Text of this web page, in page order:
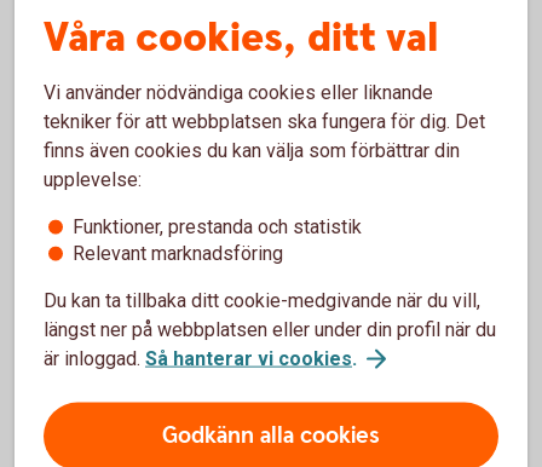
Internationella betalningar –
Filbetalningar
Integrerat med ditt affärssystem
Återrapportering via Internetbanken
Enkelt att hantera stora betalningsvolymer
kontaktperson för att ansöka om tjänsten
Så fungerar tjänsten
Våra cookies, ditt val
Vi använder nödvändiga cookies eller liknande
tekniker för att webbplatsen ska fungera för dig. Det
finns även cookies du kan välja som förbättrar din
upplevelse:
Funktioner, prestanda och statistik
Relevant marknadsföring
Du kan ta tillbaka ditt cookie-medgivande när du vill,
längst ner på webbplatsen eller under din profil när du
är inloggad. Så hanterar vi cookies.
Godkänn alla cookies